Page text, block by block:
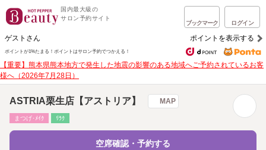
国内最大級の
サロン予約サイト
ブックマーク ログイン
ゲストさん ポイントを表示する
ポイントが1%たまる！ ポイントはサロン予約でつかえる！
【重要】熊本県熊本地方で発生した地震の影響のある地域へご予約されているお客
様へ（2026年7月28日）
ASTRIA栗生店【アストリア】 MAP
まつげ･ﾒｲｸ ﾘﾗｸ
空席確認・予約する